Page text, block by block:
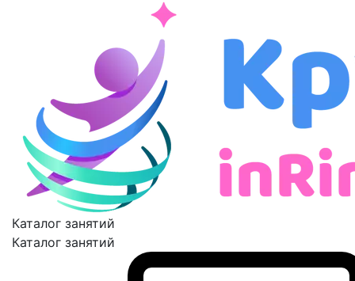
Каталог занятий
Каталог занятий